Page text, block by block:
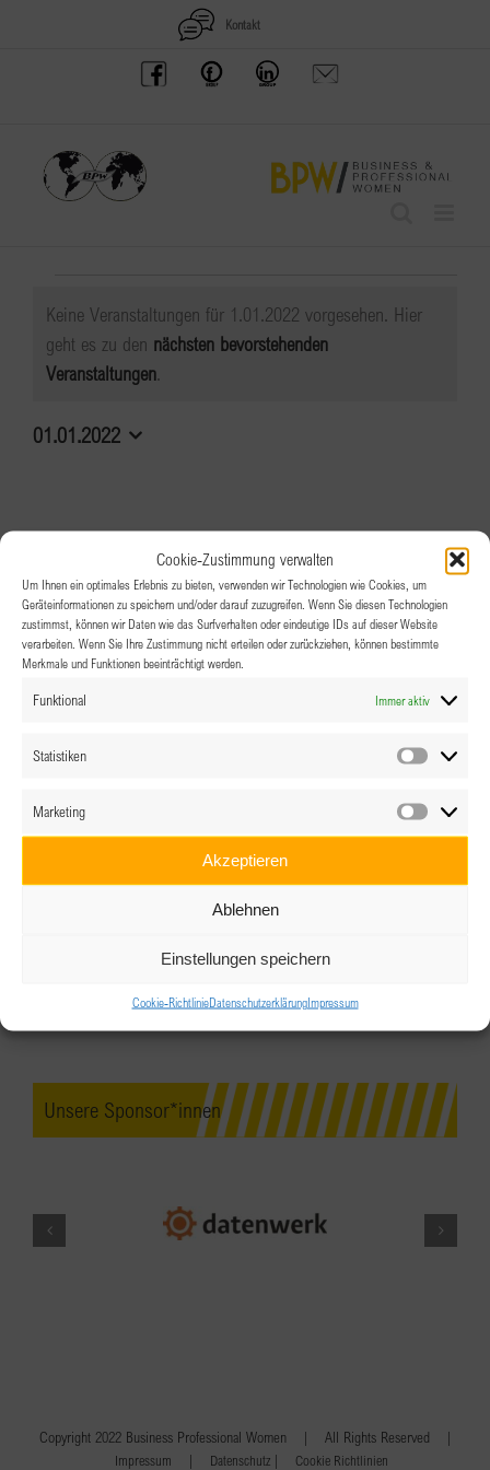
Cookie-Zustimmung verwalten
Um Ihnen ein optimales Erlebnis zu bieten, verwenden wir Technologien wie Cookies, um
Geräteinformationen zu speichern und/oder darauf zuzugreifen. Wenn Sie diesen Technologien
zustimmst, können wir Daten wie das Surfverhalten oder eindeutige IDs auf dieser Website
verarbeiten. Wenn Sie Ihre Zustimmung nicht erteilen oder zurückziehen, können bestimmte
Merkmale und Funktionen beeinträchtigt werden.
Funktional Immer aktiv
Statistiken
Marketing
Akzeptieren
Ablehnen
Einstellungen speichern
Cookie-RichtlinieDatenschutzerklärungImpressum
Kontakt
BPW
Austria
Offenes
Frauennetzwerk
BPW
Gruppe
Anfrage
schicken
Veranstaltungen
für
Hinweis
Keine Veranstaltungen für 1.01.2022 vorgesehen. Hier
geht es zu den nächsten bevorstehenden
Veranstaltungen.
01.01.2022
Unsere Sponsor*innen
Copyright 2022 Business Professional Women | All Rights Reserved |
Impressum | Datenschutz | Cookie Richtlinien